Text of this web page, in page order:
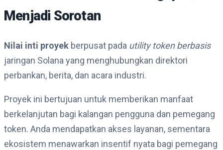
Menjadi Sorotan
Nilai inti proyek berpusat pada utility token berbasis
jaringan Solana yang menghubungkan direktori
perbankan, berita, dan acara industri.
Proyek ini bertujuan untuk memberikan manfaat
berkelanjutan bagi kalangan pengguna dan pemegang
token. Anda mendapatkan akses layanan, sementara
ekosistem menawarkan insentif nyata bagi pemegang